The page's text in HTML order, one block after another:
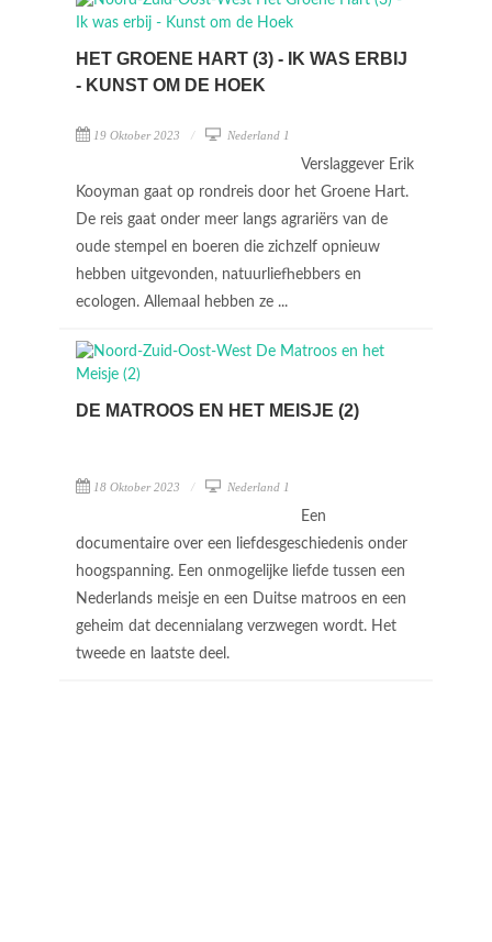
HET GROENE HART (3) - IK WAS ERBIJ
- KUNST OM DE HOEK
19 Oktober 2023 Nederland 1
Verslaggever Erik
Kooyman gaat op rondreis door het Groene Hart.
De reis gaat onder meer langs agrariërs van de
oude stempel en boeren die zichzelf opnieuw
hebben uitgevonden, natuurliefhebbers en
ecologen. Allemaal hebben ze ...
DE MATROOS EN HET MEISJE (2)
18 Oktober 2023 Nederland 1
Een
documentaire over een liefdesgeschiedenis onder
hoogspanning. Een onmogelijke liefde tussen een
Nederlands meisje en een Duitse matroos en een
geheim dat decennialang verzwegen wordt. Het
tweede en laatste deel.